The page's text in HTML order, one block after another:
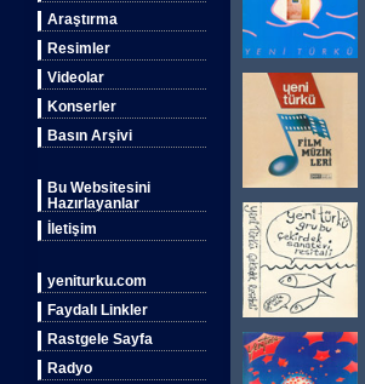
Araştırma
Resimler
Videolar
Konserler
Basın Arşivi
Bu Websitesini
Hazırlayanlar
İletişim
yeniturku.com
Faydalı Linkler
Rastgele Sayfa
Radyo